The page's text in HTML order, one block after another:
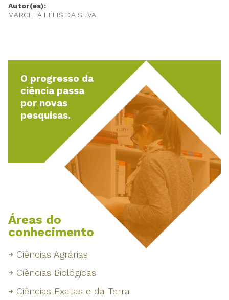
Autor(es):
MARCELA LÉLIS DA SILVA
O progresso da
ciência passa
por novas
pesquisas.
Áreas do
conhecimento
Ciências Agrárias
Ciências Biológicas
Ciências Exatas e da Terra